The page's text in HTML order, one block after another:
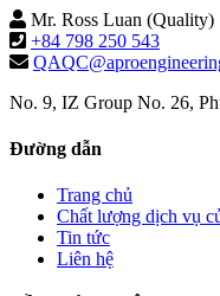
Mr. Ross Luan (Quality)
+84 798 250 543
No. 9, IZ Group No. 26,
Đường dẫn
Trang chủ
Chất lượng dịch vụ
Tin tức
Liên hệ